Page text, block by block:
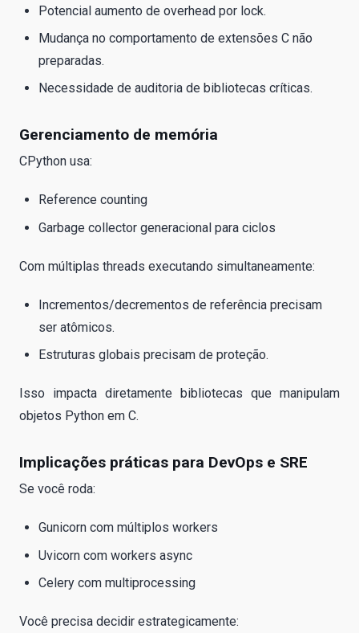
Potencial aumento de overhead por lock.
Mudança no comportamento de extensões C não
preparadas.
Necessidade de auditoria de bibliotecas críticas.
Gerenciamento de memória
CPython usa:
Reference counting
Garbage collector generacional para ciclos
Com múltiplas threads executando simultaneamente:
Incrementos/decrementos de referência precisam
ser atômicos.
Estruturas globais precisam de proteção.
Isso impacta diretamente bibliotecas que manipulam
objetos Python em C.
Implicações práticas para DevOps e SRE
Se você roda:
Gunicorn com múltiplos workers
Uvicorn com workers async
Celery com multiprocessing
Você precisa decidir estrategicamente: